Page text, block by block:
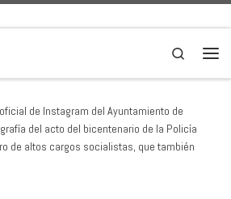
Search
de Instagram del Ayuntamiento de
del acto del bicentenario de la Policía
de altos cargos socialistas, que también